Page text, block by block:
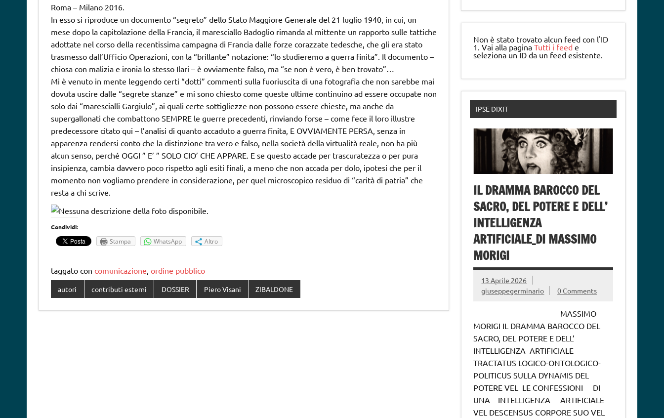
Roma – Milano 2016.
In esso si riproduce un documento “segreto” dello Stato Maggiore Generale del 21 luglio 1940, in cui, un
mese dopo la capitolazione della Francia, il maresciallo Badoglio rimanda al mittente un rapporto sulle tattiche
adottate nel corso della recentissima campagna di Francia dalle forze corazzate tedesche, che gli era stato
trasmesso dall’Ufficio Operazioni, con la “brillante” notazione: “lo studieremo a guerra finita”. Il documento –
chiosa con malizia e ironia lo stesso Ilari – è ovviamente falso, ma “se non è vero, è ben trovato”…
Mi è venuto in mente leggendo certi “dotti” commenti sulla fuoriuscita di una fotografia che non sarebbe mai
dovuta uscire dalle “segrete stanze” e mi sono chiesto come queste ultime continuino ad essere occupate non
solo dai “marescialli Gargiulo”, ai quali certe sottigliezze non possono essere chieste, ma anche da
supergallonati che combattono SEMPRE le guerre precedenti, rinviando forse – come fece il loro illustre
predecessore citato qui – l’analisi di quanto accaduto a guerra finita, E OVVIAMENTE PERSA, senza in
apparenza rendersi conto che la distinzione tra vero e falso, nella società della virtualità reale, non ha più
alcun senso, perché OGGI ” E’ ” SOLO CIO’ CHE APPARE. E se questo accade per trascuratezza o per pura
insipienza, cambia davvero poco rispetto agli esiti finali, a meno che non accada per dolo, ipotesi che per il
momento non vogliamo prendere in considerazione, per quel microscopico residuo di “carità di patria” che
resta a chi scrive.
Condividi:
Stampa WhatsApp Altro
taggato con comunicazione, ordine pubblico
autori contributi esterni DOSSIER Piero Visani ZIBALDONE
Non è stato trovato alcun feed con l'ID
1. Vai alla paginaTutti i feed e
seleziona un ID da un feed esistente.
IPSE DIXIT
IL DRAMMA BAROCCO DEL
SACRO, DEL POTERE E DELL’
INTELLIGENZA
ARTIFICIALE_DI MASSIMO
MORIGI
13 Aprile 2026
giuseppegerminario
0 Comments
MASSIMO
MORIGI IL DRAMMA BAROCCO DEL
SACRO, DEL POTERE E DELL’
INTELLIGENZA ARTIFICIALE
TRACTATUS LOGICO-ONTOLOGICO-
POLITICUS SULLA DYNAMIS DEL
POTERE VEL LE CONFESSIONI DI
UNA INTELLIGENZA ARTIFICIALE
VEL DESCENSUS CORPORE SUO VEL